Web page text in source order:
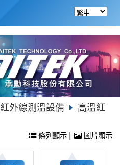
紅外線測溫設備
高溫紅
條列顯示 | 圖片顯示